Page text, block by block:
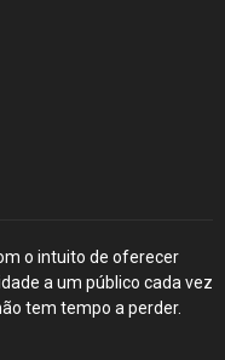
o intuito de oferecer
a um público cada vez
tem tempo a perder.